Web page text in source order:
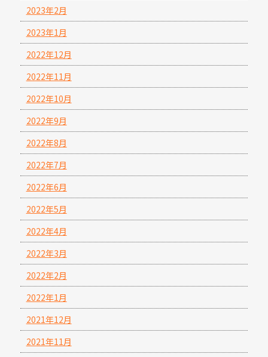
2023年2月
2023年1月
2022年12月
2022年11月
2022年10月
2022年9月
2022年8月
2022年7月
2022年6月
2022年5月
2022年4月
2022年3月
2022年2月
2022年1月
2021年12月
2021年11月